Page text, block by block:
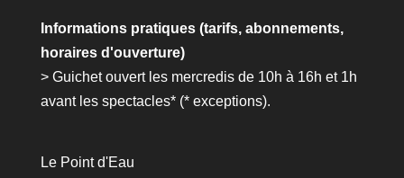
Informations pratiques (tarifs, abonnements,
horaires d'ouverture)
> Guichet ouvert les mercredis de 10h à 16h et 1h
avant les spectacles* (* exceptions).
Le Point d'Eau